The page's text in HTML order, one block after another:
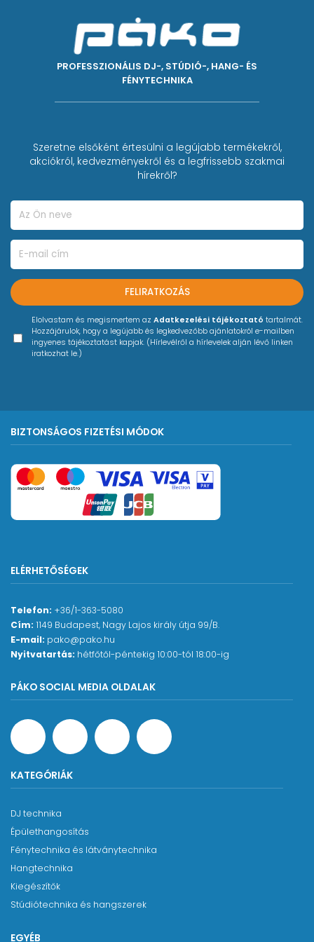
PROFESSZIONÁLIS DJ-, STÚDIÓ-, HANG- ÉS
FÉNYTECHNIKA
Szeretne elsőként értesülni a legújabb termékekről,
akciókról, kedvezményekről és a legfrissebb szakmai
hírekről?
FELIRATKOZÁS
Elolvastam és megismertem az Adatkezelési tájékoztató tartalmát.
Hozzájárulok, hogy a legújabb és legkedvezőbb ajánlatokról e-mailben
ingyenes tájékoztatást kapjak. (Hírlevélről a hírlevelek alján lévő linken
iratkozhat le.)
BIZTONSÁGOS FIZETÉSI MÓDOK
ELÉRHETŐSÉGEK
Telefon: +36/1-363-5080
Cím: 1149 Budapest, Nagy Lajos király útja 99/B.
E-mail: pako@pako.hu
Nyitvatartás: hétfőtől-péntekig 10:00-tól 18:00-ig
PÁKO SOCIAL MEDIA OLDALAK
KATEGÓRIÁK
DJ technika
Épülethangosítás
Fénytechnika és látványtechnika
Hangtechnika
Kiegészítők
Stúdiótechnika és hangszerek
EGYÉB